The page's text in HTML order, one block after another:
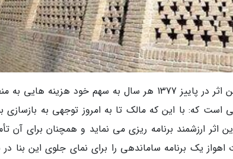
به ادعای این اداره، میراث فرهنگی خوزستان از زمان ثبت این اثر در پاییز 1377 هر سال به سهم خود هزینه
که: با این که مالک تا به امروز توجهی به بازسازی
ارزشمند برنامه ریزی می نماید و همچنان برای آن
اهواز یک برنامه ساماندهی را برای نمای جلوی این بنا در